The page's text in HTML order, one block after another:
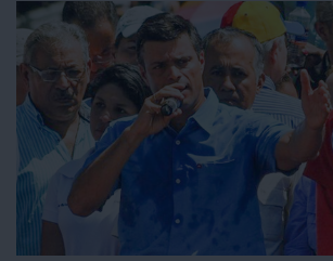
secretário de Estado norte-
quando terminar a usurpação" de
"presidente interino", Juan Guaidó.
frases explicam o "acidente" dos
eléctrica na Venezuela. Um
recomendado em memorando por um
de Guaidó em "mudanças de regime",
pago por Washington.